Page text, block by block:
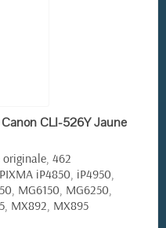
CLI-526Y Jaune
originale, 462
iP4850, iP4950,
MG6150, MG6250,
MX892, MX895